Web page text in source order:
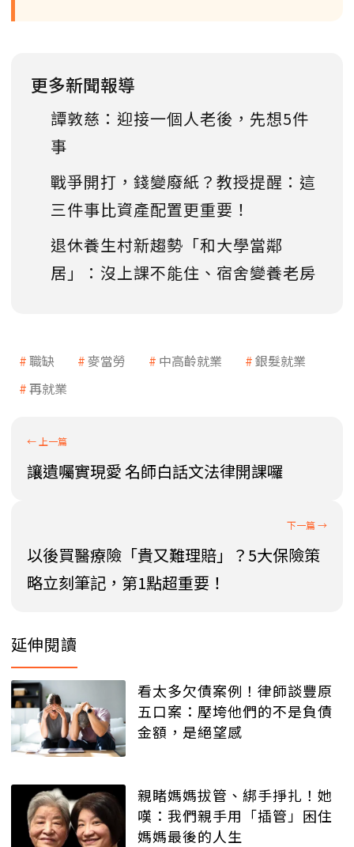
更多新聞報導
譚敦慈：迎接一個人老後，先想5件
事
戰爭開打，錢變廢紙？教授提醒：這
三件事比資產配置更重要！
退休養生村新趨勢「和大學當鄰
居」：沒上課不能住、宿舍變養老房
職缺 麥當勞 中高齡就業
銀髮就業
再就業
讓遺囑實現愛 名師白話文法律開課囉
以後買醫療險「貴又難理賠」？5大保險策
略立刻筆記，第1點超重要！
延伸閱讀
看太多欠債案例！律師談豐原
五口案：壓垮他們的不是負債
金額，是絕望感
親睹媽媽拔管、綁手掙扎！她
嘆：我們親手用「插管」困住
媽媽最後的人生